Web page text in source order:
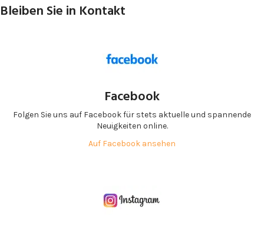
Bleiben Sie in Kontakt
Facebook
Folgen Sie uns auf Facebook für stets aktuelle und spannende
Neuigkeiten online.
Auf Facebook ansehen